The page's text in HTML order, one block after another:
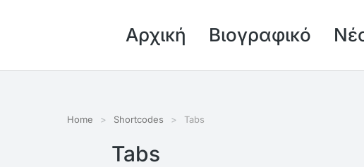
Αρχική Βιογραφικό
Home Shortcodes Tabs
Tabs